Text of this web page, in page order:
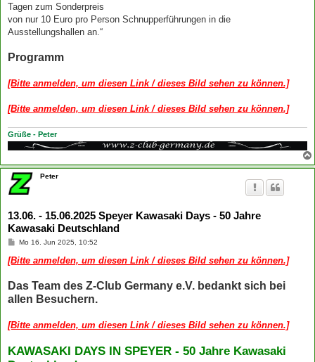
Tagen zum Sonderpreis
von nur 10 Euro pro Person Schnupperführungen in die
Ausstellungshallen an.“
Programm
[Bitte anmelden, um diesen Link / dieses Bild sehen zu können.]
[Bitte anmelden, um diesen Link / dieses Bild sehen zu können.]
Grüße - Peter
Peter
13.06. - 15.06.2025 Speyer Kawasaki Days - 50 Jahre
Kawasaki Deutschland
B
i
t
a
g
Mo 16. Jun 2025, 10:52
[Bitte anmelden, um diesen Link / dieses Bild sehen zu können.]
Das Team des Z-Club Germany e.V. bedankt sich bei
allen Besuchern.
[Bitte anmelden, um diesen Link / dieses Bild sehen zu können.]
KAWASAKI DAYS IN SPEYER - 50 Jahre Kawasaki